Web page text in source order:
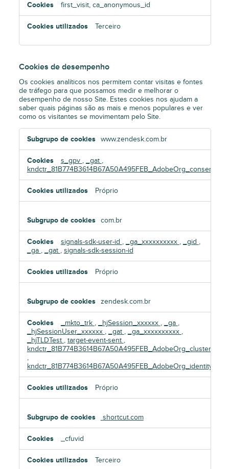
first_visit, ca_anonymous_id
Terceiro
Cookies de desempenho
Os cookies analíticos nos permitem contar visitas e fontes
de tráfego para que possamos medir e melhorar o
desempenho de nosso Site. Estes cookies nos ajudam a
saber quais páginas são as mais e menos populares e ver
como os visitantes se movimentam pelo Site.
de
www.zendesk.com.br
s_gpv , _gat ,
kndctr_81B774B3614B67A50A495FEB_AdobeOrg_consent
Próprio
com.br
signals-sdk-user-id , _ga_xxxxxxxxxx , _gid ,
_ga , _gat , signals-sdk-session-id
Próprio
zendesk.com.br
_mkto_trk , _hjSession_xxxxxx , _ga ,
_hjSessionUser_xxxxxx , _gat , _ga_xxxxxxxxxx ,
_hjTLDTest , target-event-sent ,
kndctr_81B774B3614B67A50A495FEB_AdobeOrg_cluster
,
kndctr_81B774B3614B67A50A495FEB_AdobeOrg_identity
Próprio
shortcut.com
_cfuvid
Terceiro